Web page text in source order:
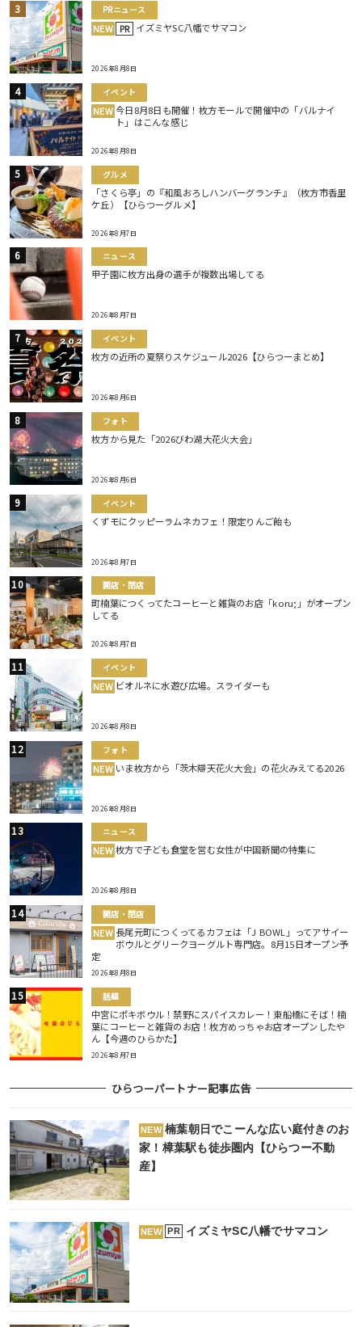
PRニュース
NEW PR イズミヤSC八幡でサマコン
2026年8月8日
イベント
NEW 今日8月8日も開催！枚方モールで開催中の「バルナイ
ト」はこんな感じ
2026年8月8日
グルメ
「さくら亭」の『和風おろしハンバーグランチ』（枚方市香里
ケ丘）【ひらつーグルメ】
2026年8月7日
ニュース
甲子園に枚方出身の選手が複数出場してる
2026年8月7日
イベント
枚方の近所の夏祭りスケジュール2026【ひらつーまとめ】
2026年8月6日
フォト
枚方から見た「2026びわ湖大花火大会」
2026年8月6日
イベント
くずモにクッピーラムネカフェ！限定りんご飴も
2026年8月7日
開店・閉店
町楠葉につくってたコーヒーと雑貨のお店「koru;」がオープン
してる
2026年8月7日
イベント
NEW ビオルネに水遊び広場。スライダーも
2026年8月8日
フォト
NEW いま枚方から「茨木辯天花火大会」の花火みえてる2026
2026年8月8日
ニュース
NEW 枚方で子ども食堂を営む女性が中国新聞の特集に
2026年8月8日
開店・閉店
NEW 長尾元町につくってるカフェは「J BOWL」ってアサイー
ボウルとグリークヨーグルト専門店。8月15日オープン予
定
2026年8月8日
話題
中宮にポキボウル！禁野にスパイスカレー！東船橋にそば！楠
葉にコーヒーと雑貨のお店！枚方めっちゃお店オープンしたや
ん【今週のひらかた】
2026年8月7日
ひらつーパートナー記事広告
NEW 楠葉朝日でこーんな広い庭付きのお
家！樟葉駅も徒歩圏内【ひらつー不動
産】
NEW PR イズミヤSC八幡でサマコン